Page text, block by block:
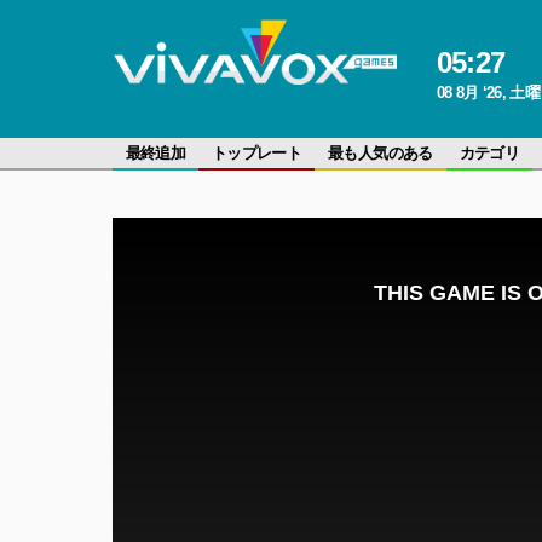
05:27
08 8月 ‘26, 土
最終追加 トップレート 最も人気のある カテゴリ